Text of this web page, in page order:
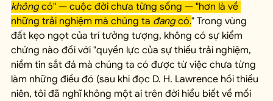
không có" — cuộc đời chưa từng sống — "hơn là về
những trải nghiệm mà chúng ta đang có." Trong vùng
đất kẹo ngọt của trí tưởng tượng, không có sự kiểm
chứng nào đối với "quyền lực của sự thiếu trải nghiệm,
niềm tin sắt đá mà chúng ta có được từ việc chưa từng
làm những điều đó (sau khi đọc D. H. Lawrence hồi thiếu
niên, tôi đã nghĩ không một ai trên đời hiểu biết về mối